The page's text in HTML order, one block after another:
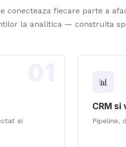
conecteaza fiecare parte a
la analitica — construita
si
📊
CRM si
Pipeline,